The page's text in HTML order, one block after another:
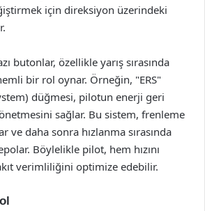
için direksiyon üzerindeki
butonlar, özellikle yarış sırasında
bir rol oynar. Örneğin, "ERS"
düğmesi, pilotun enerji geri
sağlar. Bu sistem, frenleme
ve daha sonra hızlanma sırasında
Böylelikle pilot, hem hızını
verimliliğini optimize edebilir.